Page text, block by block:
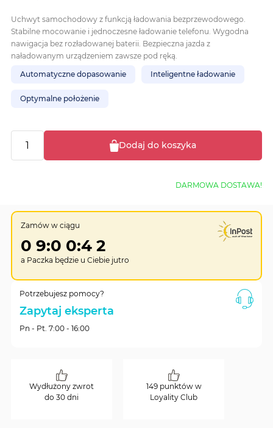
Uchwyt samochodowy z funkcją ładowania bezprzewodowego.
Stabilne mocowanie i jednoczesne ładowanie telefonu. Wygodna
nawigacja bez rozładowanej baterii. Bezpieczna jazda z
naładowanym urządzeniem zawsze pod ręką.
Automatyczne dopasowanie
Inteligentne ładowanie
Optymalne położenie
Dodaj do koszyka
DARMOWA DOSTAWA!
Potrzebujesz pomocy?
Zapytaj eksperta
Pn - Pt. 7:00 - 16:00
Zamów w ciągu
0 9:0 0:4 1
a Paczka będzie u Ciebie jutro
Wydłużony zwrot
do 30 dni
149 punktów w
Loyality Club